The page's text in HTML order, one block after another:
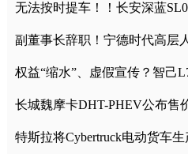
无法按时提车！！长安深蓝
副董事长辞职！宁德时代高层
权益“缩水”、虚假宣传？智己
长城魏摩卡DHT-PHEV公布售
特斯拉将Cybertruck电动货车